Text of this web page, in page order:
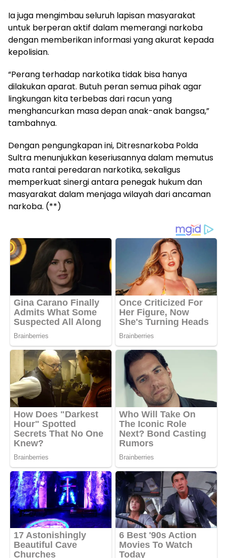
Ia juga mengimbau seluruh lapisan masyarakat
untuk berperan aktif dalam memerangi narkoba
dengan memberikan informasi yang akurat kepada
kepolisian.
“Perang terhadap narkotika tidak bisa hanya
dilakukan aparat. Butuh peran semua pihak agar
lingkungan kita terbebas dari racun yang
menghancurkan masa depan anak-anak bangsa,”
tambahnya.
Dengan pengungkapan ini, Ditresnarkoba Polda
Sultra menunjukkan keseriusannya dalam memutus
mata rantai peredaran narkotika, sekaligus
memperkuat sinergi antara penegak hukum dan
masyarakat dalam menjaga wilayah dari ancaman
narkoba. (**)